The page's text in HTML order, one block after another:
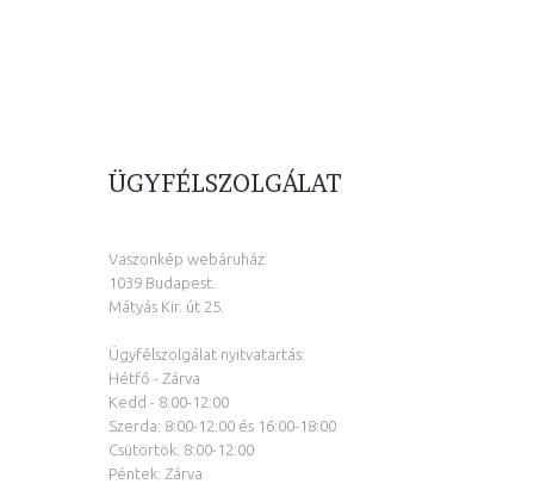
ÜGYFÉLSZOLGÁLAT
Vaszonkép webáruház
1039 Budapest.
Mátyás Kir. út 25.
Ügyfélszolgálat nyitvatartás:
Hétfő - Zárva
Kedd - 8:00-12:00
Szerda: 8:00-12:00 és 16:00-18:00
Csütörtök: 8:00-12:00
Péntek: Zárva